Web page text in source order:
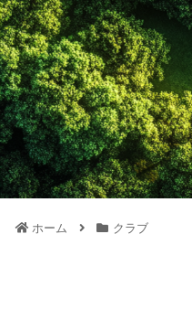
ホーム クラブ